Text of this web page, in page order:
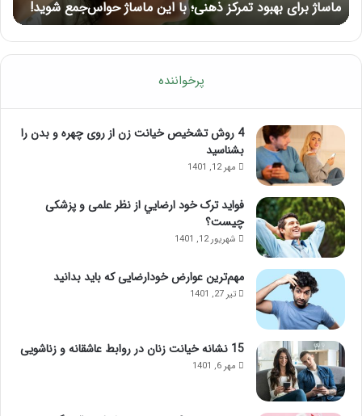
شوید!
ماساژ برای بهبود تمرکز ذهنی؛ با این ماساژ حواس‌جمع شوید!
پرخواننده
4 روش تشخیص خیانت زن از روی چهره و بدن را
بشناسید
مهر 12, 1401
فواید ترک خود ارضايي از نظر علمی و پزشکی
چیست؟
شهریور 12, 1401
مهم‌ترین عوارض خودارضایی که باید بدانید
تیر 27, 1401
15 نشانه خیانت زنان در روابط عاشقانه و زناشویی
مهر 6, 1401